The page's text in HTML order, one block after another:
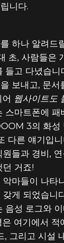
5
니다.
하나 알려드
초, 사람들은
들고 다녔습니
보내고, 문서
웹사이트도
스마트폰에 패
3의 화성
다른 얘기입니
들과 경비,
거죠!
마들이 나타
게 되었습니
음성 로그와
여기에서 적
, 그리고 시설